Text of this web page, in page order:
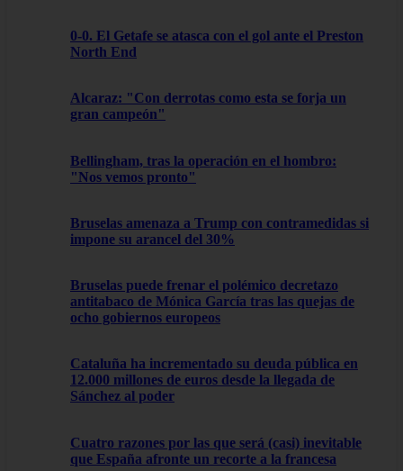
0-0. El Getafe se atasca con el gol ante el Preston
North End
Alcaraz: "Con derrotas como esta se forja un
gran campeón"
Bellingham, tras la operación en el hombro:
"Nos vemos pronto"
Bruselas amenaza a Trump con contramedidas si
impone su arancel del 30%
Bruselas puede frenar el polémico decretazo
antitabaco de Mónica García tras las quejas de
ocho gobiernos europeos
Cataluña ha incrementado su deuda pública en
12.000 millones de euros desde la llegada de
Sánchez al poder
Cuatro razones por las que será (casi) inevitable
que España afronte un recorte a la francesa